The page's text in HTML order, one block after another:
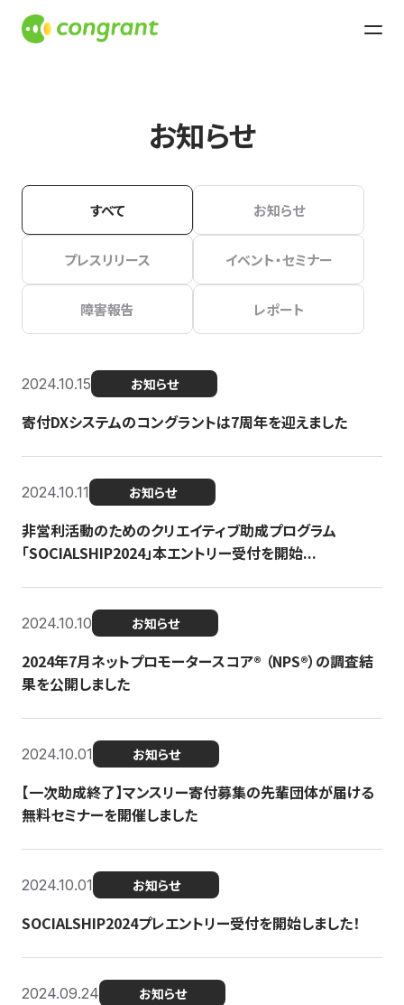
お知らせ
すべて お知らせ
プレスリリース イベント・セミナー
障害報告 レポート
2024.10.15 お知らせ
寄付DXシステムのコングラントは7周年を迎えました
2024.10.11 お知らせ
非営利活動のためのクリエイティブ助成プログラム
「SOCIALSHIP2024」本エントリー受付を開始...
2024.10.10 お知らせ
2024年7月ネットプロモータースコア®︎ （NPS®︎）の調査結
果を公開しました
2024.10.01 お知らせ
【一次助成終了】マンスリー寄付募集の先輩団体が届ける
無料セミナーを開催しました
2024.10.01 お知らせ
SOCIALSHIP2024プレエントリー受付を開始しました！
2024.09.24 お知らせ